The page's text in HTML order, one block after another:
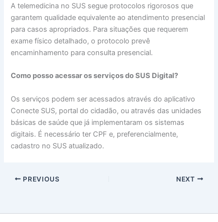
A telemedicina no SUS segue protocolos rigorosos que
garantem qualidade equivalente ao atendimento presencial
para casos apropriados. Para situações que requerem
exame físico detalhado, o protocolo prevê
encaminhamento para consulta presencial.
Como posso acessar os serviços do SUS Digital?
Os serviços podem ser acessados através do aplicativo
Conecte SUS, portal do cidadão, ou através das unidades
básicas de saúde que já implementaram os sistemas
digitais. É necessário ter CPF e, preferencialmente,
cadastro no SUS atualizado.
PREVIOUS NEXT